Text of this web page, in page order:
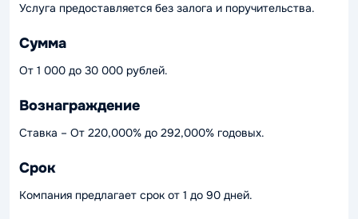
Услуга предоставляется без залога и поручительства.
Сумма
От 1 000 до 30 000 рублей.
Вознаграждение
Ставка – От 220,000% до 292,000% годовых.
Срок
Компания предлагает срок от 1 до 90 дней.